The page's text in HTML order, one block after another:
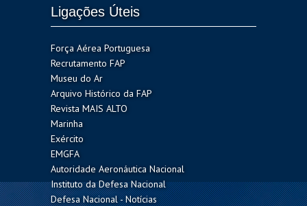
Ligações Úteis
Força Aérea Portuguesa
Recrutamento FAP
Museu do Ar
Arquivo Histórico da FAP
Revista MAIS ALTO
Marinha
Exército
EMGFA
Autoridade Aeronáutica Nacional
Instituto da Defesa Nacional
Defesa Nacional - Notícias